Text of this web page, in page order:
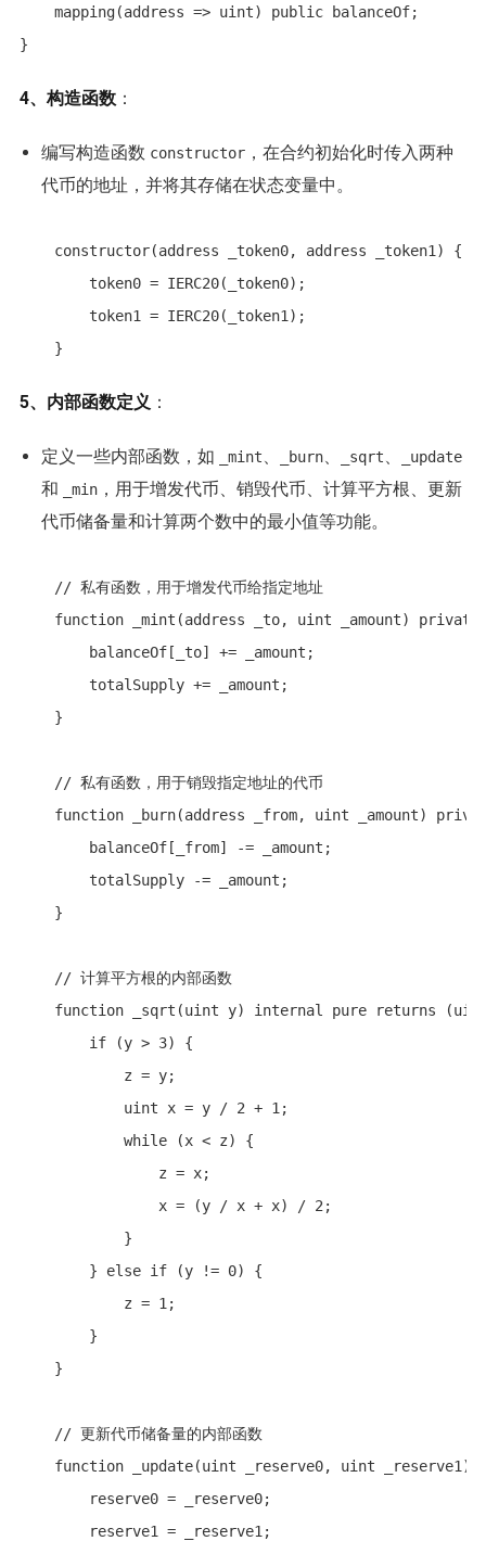
    mapping(address => uint) public balanceOf;
}
4、构造函数：
编写构造函数 constructor，在合约初始化时传入两种
代币的地址，并将其存储在状态变量中。
    constructor(address _token0, address _token1) {
        token0 = IERC20(_token0);
        token1 = IERC20(_token1);
    }
5、内部函数定义 ：
定义一些内部函数，如 _mint、 _burn、 _sqrt、 _update
和 _min，用于增发代币、销毁代币、计算平方根、更新
代币储备量和计算两个数中的最小值等功能。
    // 私有函数，用于增发代币给指定地址
function _mint(address _to, uint _amount) private
        balanceOf[_to] += _amount;
        totalSupply += _amount;
    }
    // 私有函数，用于销毁指定地址的代币
function _burn(address _from, uint _amount)
        balanceOf[_from] -= _amount;
        totalSupply -= _amount;
    }
    // 计算平方根的内部函数
function _sqrt(uint y) internal pure returns
        if (y > 3) {
            z = y;
            uint x = y / 2 + 1;
            while (x < z) {
                z = x;
                x = (y / x + x) / 2;
            }
        } else if (y != 0) {
            z = 1;
        }
    }
    // 更新代币储备量的内部函数
function _update(uint _reserve0, uint _reserve1)
        reserve0 = _reserve0;
        reserve1 = _reserve1;